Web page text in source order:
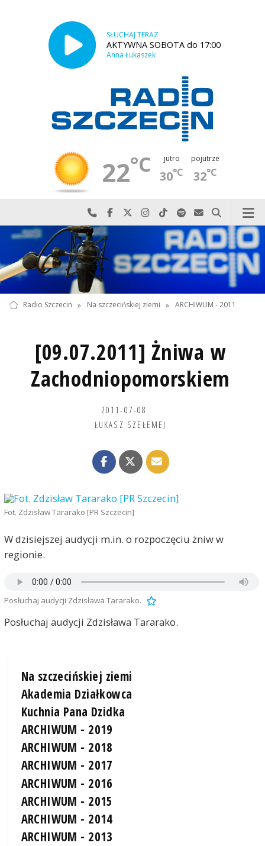
SŁUCHAJ TERAZ
AKTYWNA SOBOTA do 17:00
Anna Łukaszek
22°C jutro
30°C
pojutrze
32°C
Najlepiej po prostu do nas zadzwoń
Odwiedź nas na Facebook-u
Odwiedź nas na X
Odwiedź nas na Instagram-ie
Odwiedź nas na TikTok-u
Szukaj nas na Spotify
Wyślij do nas
Szukaj
Radio Szczecin » Na szczecińskiej ziemi » ARCHIWUM - 2011
[09.07.2011] Żniwa w
Zachodniopomorskiem
2011-07-08
ŁUKASZ SZEŁEMEJ
Fot. Zdzisław Tararako [PR Szczecin]
W dzisiejszej audycji m.in. o rozpoczęciu żniw w
regionie.
Posłuchaj audycji Zdzisława Tararako.
Posłuchaj audycji Zdzisława Tararako.
Na szczecińskiej ziemi
Akademia Działkowca
Kuchnia Pana Dzidka
ARCHIWUM - 2019
ARCHIWUM - 2018
ARCHIWUM - 2017
ARCHIWUM - 2016
ARCHIWUM - 2015
ARCHIWUM - 2014
ARCHIWUM - 2013